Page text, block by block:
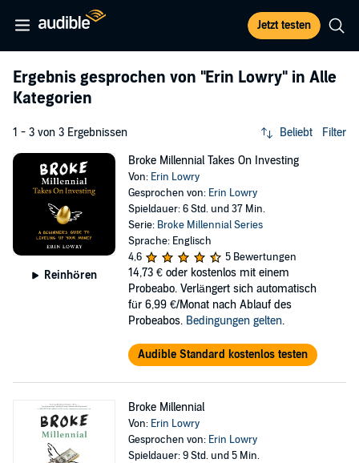
Jetzt testen
Ergebnis gesprochen von "Erin Lowry" in Alle
Kategorien
1 - 3 von 3 Ergebnissen Beliebt Filter
Reinhören
Broke Millennial Takes On Investing
Von: Erin Lowry
Gesprochen von: Erin Lowry
Spieldauer: 6 Std. und 37 Min.
Serie: Broke Millennial Series
Sprache: Englisch
4,6
5 Bewertungen
14,73 € oder kostenlos mit einem
Probeabo. Verlängert sich automatisch
für 6,99 €/Monat nach Ablauf des
Probeabos. Bedingungen gelten.
Audible Standard kostenlos testen
Broke Millennial
Von: Erin Lowry
Gesprochen von: Erin Lowry
Spieldauer: 9 Std. und 5 Min.